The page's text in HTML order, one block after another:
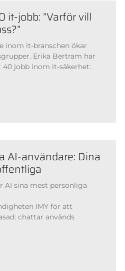
it-jobb: ”Varför vill
inom it-branschen ökar
Erika Bertram har
jobb inom it-säkerhet:
AI-användare: Dina
AI sina mest personliga
IMY för att
chattar används